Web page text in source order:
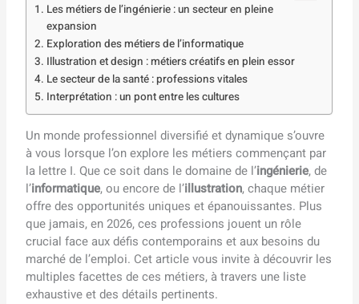
Les métiers de l’ingénierie : un secteur en pleine
expansion
Exploration des métiers de l’informatique
Illustration et design : métiers créatifs en plein essor
Le secteur de la santé : professions vitales
Interprétation : un pont entre les cultures
Un monde professionnel diversifié et dynamique s’ouvre
à vous lorsque l’on explore les métiers commençant par
la lettre I. Que ce soit dans le domaine de l’ingénierie, de
l’informatique, ou encore de l’illustration, chaque métier
offre des opportunités uniques et épanouissantes. Plus
que jamais, en 2026, ces professions jouent un rôle
crucial face aux défis contemporains et aux besoins du
marché de l’emploi. Cet article vous invite à découvrir les
multiples facettes de ces métiers, à travers une liste
exhaustive et des détails pertinents.